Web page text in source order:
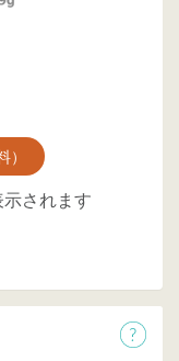
されます